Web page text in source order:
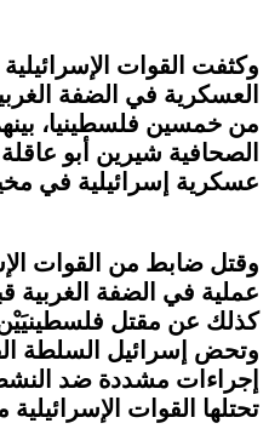
وكثفت القوات
العسكرية في الضفة
من خمسين فلسطينيا،
الصحافية شيرين أبو
عسكرية إسرائيلية في
وقتل ضابط من القوات
عملية في الضفة
كذلك عن مقتل
وتحض إسرائيل السلطة
إجراءات مشددة ضد
تحتلها القوات الإسرائيلية منذ